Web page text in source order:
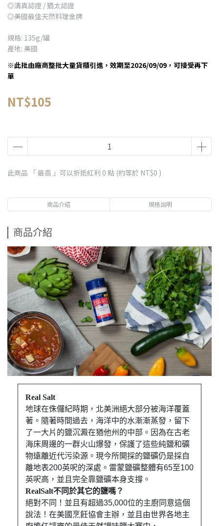
◎清真認證 / 猶太認證
◎美國最佳天然料理金牌
規格: 135g/罐
產地: 美國
※此批由廠商整批大量貨櫃引進，效期至2026/09/09，可接受再下
單
NT$105
此商品 「 最高 」可以折抵紅利 0 點 (約等於 NT$0 )
商品介紹 規格說明
商品介紹
Real Salt
地球在侏儸紀時期，北美洲絕大部分被海洋覆蓋
著。隨著時間過去，海洋中的水漸漸蒸發，留下
了一大片的鹽沉澱在猶他州的中部。因為在古老
海床周邊的一群火山爆發，保護了這些純鹽和礦
物遠離近代污染源。現今所開採的鹽礦仍是採自
離地表200英呎的深處。雷蒙鹽礦整體有65至100
英呎高，並且完全靠鹽礦本身支撐。
RealSalt不同於其它的鹽嗎？
絕對不同！並且有超過35,000位的主廚同意這個
說法！在美國烹飪協會主辦，並且由世界各地主